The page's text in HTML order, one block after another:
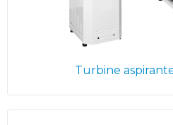
Turbine